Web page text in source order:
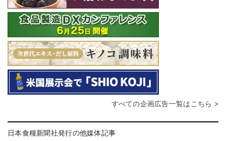
すべての企画広告一覧はこちら >
日本食糧新聞社発行の他媒体記事